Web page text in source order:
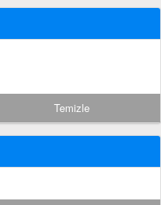
Temizle